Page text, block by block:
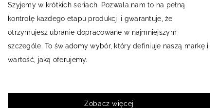
Szyjemy w krótkich seriach. Pozwala nam to na pełną
kontrolę każdego etapu produkcji i gwarantuje, że
otrzymujesz ubranie dopracowane w najmniejszym
szczególe. To świadomy wybór, który definiuje naszą markę i
wartość, jaką oferujemy.
Zobacz więcej